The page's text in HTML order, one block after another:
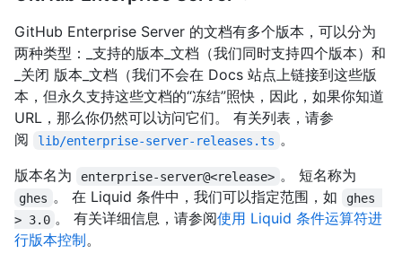
GitHub Enterprise Server 的文档有多个版本，可以分为
两种类型：_支持的版本_文档（我们同时支持四个版本）和
_关闭 版本_文档（我们不会在 Docs 站点上链接到这些版
本，但永久支持这些文档的“冻结”照快，因此，如果你知道
URL，那么你仍然可以访问它们。 有关列表，请参
阅
lib/enterprise-server-releases.ts 。
版本名为
enterprise-server@<release> 。 短名称为
ghes 。 在 Liquid 条件中，我们可以指定范围，如
ghes
> 3.0 。 有关详细信息，请参阅使用 Liquid 条件运算符进
行版本控制。